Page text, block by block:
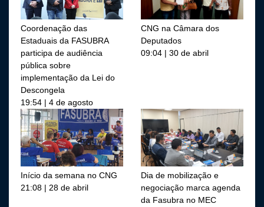
Coordenação das
Estaduais da FASUBRA
participa de audiência
pública sobre
implementação da Lei do
Descongela
19:54 | 4 de agosto
CNG na Câmara dos
Deputados
09:04 | 30 de abril
Início da semana no CNG
21:08 | 28 de abril
Dia de mobilização e
negociação marca agenda
da Fasubra no MEC